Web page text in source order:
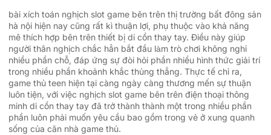
bài xích toán nghịch slot game bên trên thị trường bất đông sản
hà nội hiện nay cũng rất kì thuận lợi, phụ thuộc vào khả năng
mê thích hợp bên trên thiết bị di cồn thay tay. Điều này giúp
người thân nghịch chắc hẳn bắt đầu làm trò chơi không nghỉ
nhiều phần chỗ, đáp ứng sự đòi hỏi phần nhiều hình thức giải trí
trong nhiều phần khoảnh khắc thủng thẳng. Thực tế chỉ ra,
game thủ teen hiện tại càng ngày càng thương mến sự thuận
luôn tiện, với việc nghịch slot game bên trên điện thoại thông
minh di cồn thay tay đã trở thành thành một trong nhiều phần
phần luôn phải muốn yêu cầu bao gồm trong vẻ ở xung quanh
sống của căn nhà game thủ.